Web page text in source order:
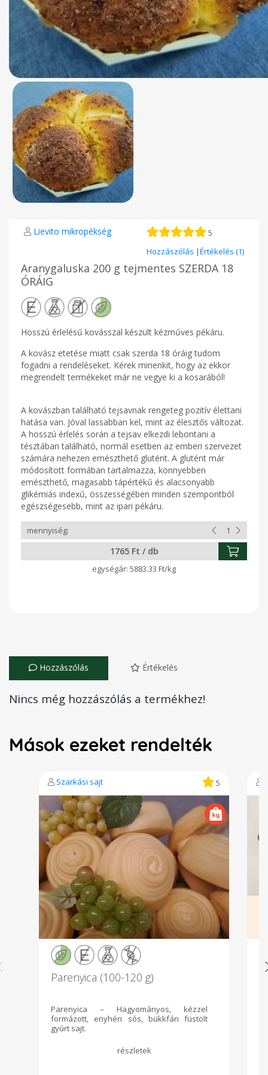
Lievito mikropékség 5
Hozzászólás |Értékelés (1)
Aranygaluska 200 g tejmentes SZERDA 18
ÓRÁIG
Hosszú érlelésű kovásszal készült kézműves pékáru.
A kovász etetése miatt csak szerda 18 óráig tudom
fogadni a rendeléseket. Kérek minenkit, hogy az ekkor
megrendelt termékeket már ne vegye ki a kosarából!
A kovászban található tejsavnak rengeteg pozitív élettani
hatása van. Jóval lassabban kel, mint az élesztős változat.
A hosszú érlelés során a tejsav elkezdi lebontani a
tésztában található, normál esetben az emberi szervezet
számára nehezen emészthető glutént. A glutént már
módosított formában tartalmazza, könnyebben
emészthető, magasabb tápértékű és alacsonyabb
glikémiás indexű, összességében minden szempontból
egészségesebb, mint az ipari pékáru.
1765 Ft / db
5883.33 Ft/kg
Hozzászólás Értékelés
Nincs még hozzászólás a termékhez!
Mások ezeket rendelték
Szarkási sajt 5
Parenyica (100-120 g)
Parenyica – Hagyományos, kézzel
formázott, enyhén sós, bükkfán füstölt
gyúrt sajt.